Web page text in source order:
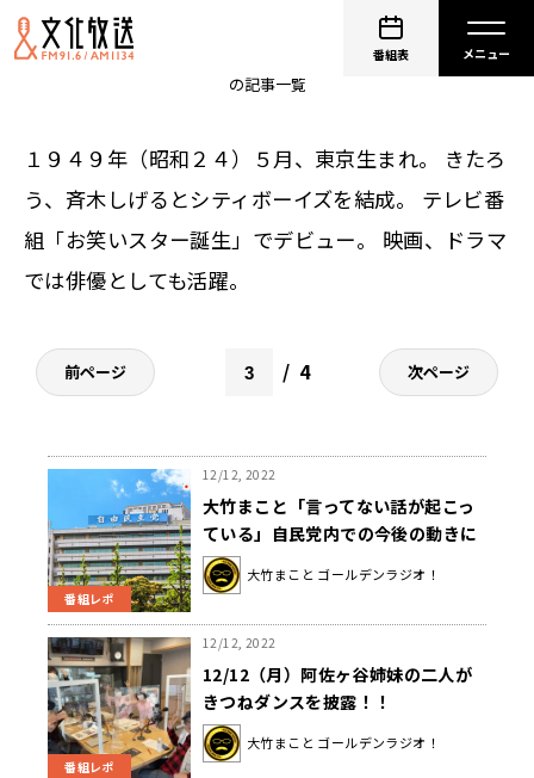
番組表
の記事一覧
１９４９年（昭和２４）５月、東京生まれ。 きたろ
う、斉木しげるとシティボーイズを結成。 テレビ番
組「お笑いスター誕生」でデビュー。 映画、ドラマ
では俳優としても活躍。
前ページ 4 次ページ
番組レポ
12/12, 2022
大竹まこと「言ってない話が起こっ
ている」自民党内での今後の動きに
ついて語る
大竹まこと ゴールデンラジオ！
番組レポ
12/12, 2022
12/12（月）阿佐ヶ谷姉妹の二人が
きつねダンスを披露！！
大竹まこと ゴールデンラジオ！